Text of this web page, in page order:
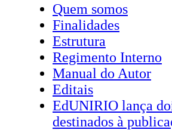
Quem somos
Finalidades
Estrutura
Regimento Interno
Manual do Autor
Editais
EdUNIRIO lança
destinados à